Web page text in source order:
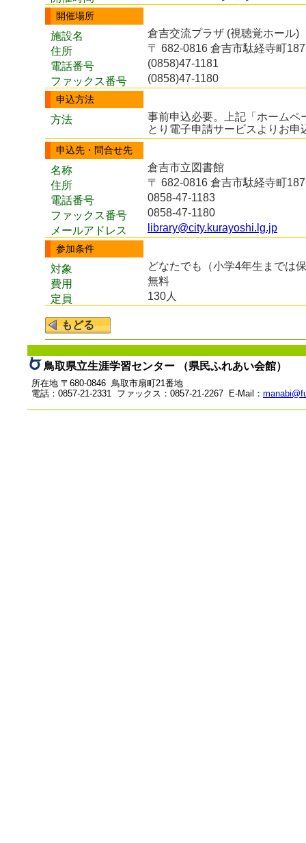
開催場所
施設名
倉吉交流プラザ (視聴覚ホール)
住所
〒 682-0816 倉吉市駄経寺町
電話番号
(0858)47-1181
ファックス番号
(0858)47-1180
申込方法
方法
事前申込必要。上記「ホームペ
とり電子申請サービスよりお申
申込先・問合せ先
名称
倉吉市立図書館
住所
〒 682-0816 倉吉市駄経寺町
電話番号
0858-47-1183
ファックス番号
0858-47-1180
メールアドレス
library@city.kurayoshi.lg.jp
参加条件
対象
どなたでも（小学4年生までは
費用
無料
定員
130人
鳥取県立生涯学習センター （県民ふれあい会館）
所在地 〒680-0846 鳥取市扇町21番地
電話：0857-21-2331 ファックス：0857-21-2267 E-Mail：